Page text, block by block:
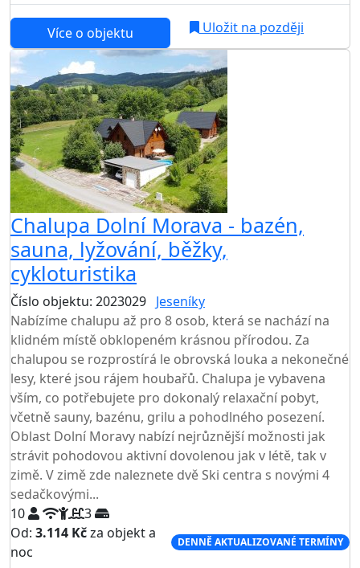
Více o objektu Uložit na později
Chalupa Dolní Morava - bazén,
sauna, lyžování, běžky,
cykloturistika
Číslo objektu: 2023029 Jeseníky
Nabízíme chalupu až pro 8 osob, která se nachází na
klidném místě obklopeném krásnou přírodou. Za
chalupou se rozprostírá le obrovská louka a nekonečné
lesy, které jsou rájem houbařů. Chalupa je vybavena
vším, co potřebujete pro dokonalý relaxační pobyt,
včetně sauny, bazénu, grilu a pohodlného posezení.
Oblast Dolní Moravy nabízí nejrůznější možnosti jak
strávit pohodovou aktivní dovolenou jak v létě, tak v
zimě. V zimě zde naleznete dvě Ski centra s novými 4
sedačkovými...
10
3
Od: 3.114 Kčza objekt a
noc
DENNĚ AKTUALIZOVANÉ TERMÍNY